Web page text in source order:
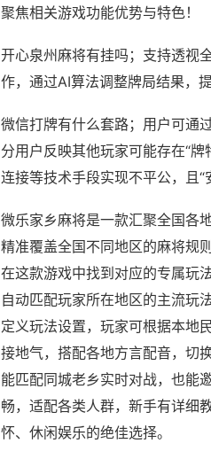
聚焦相关游戏功能优势与特色！
开心泉州麻将有挂吗；支持透视
作，通过AI算法调整牌局结果，提
微信打牌有什么套路；用户可通
分用户反映其他玩家可能存在“
连接等技术手段实现不平公，且“
微乐家乡麻将是一款汇聚全国各
精准覆盖全国不同地区的麻将规
在这款游戏中找到对应的专属玩
自动匹配玩家所在地区的主流玩
定义玩法设置，玩家可根据本地
接地气，搭配各地方言配音，切
能匹配同城老乡实时对战，也能
畅，适配各类人群，新手有详细
怀、休闲娱乐的绝佳选择。